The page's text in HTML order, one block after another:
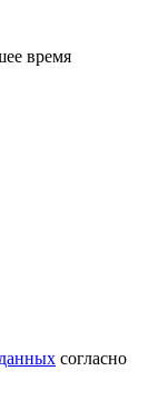
время
согласно